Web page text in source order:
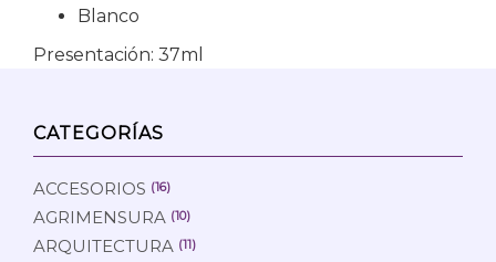
Blanco
Presentación: 37ml
CATEGORÍAS
ACCESORIOS (16)
AGRIMENSURA (10)
ARQUITECTURA (11)